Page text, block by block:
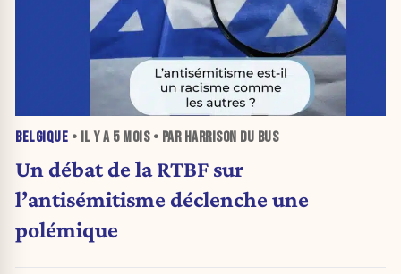
BELGIQUE • IL Y A 5 MOIS• PAR HARRISON DU BUS
Un débat de la RTBF sur
l’antisémitisme déclenche une
polémique